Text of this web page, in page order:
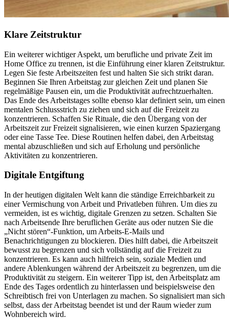
Klare Zeitstruktur
Ein weiterer wichtiger Aspekt, um berufliche und private Zeit im
Home Office zu trennen, ist die Einführung einer klaren Zeitstruktur.
Legen Sie feste Arbeitszeiten fest und halten Sie sich strikt daran.
Beginnen Sie Ihren Arbeitstag zur gleichen Zeit und planen Sie
regelmäßige Pausen ein, um die Produktivität aufrechtzuerhalten.
Das Ende des Arbeitstages sollte ebenso klar definiert sein, um einen
mentalen Schlussstrich zu ziehen und sich auf die Freizeit zu
konzentrieren. Schaffen Sie Rituale, die den Übergang von der
Arbeitszeit zur Freizeit signalisieren, wie einen kurzen Spaziergang
oder eine Tasse Tee. Diese Routinen helfen dabei, den Arbeitstag
mental abzuschließen und sich auf Erholung und persönliche
Aktivitäten zu konzentrieren.
Digitale Entgiftung
In der heutigen digitalen Welt kann die ständige Erreichbarkeit zu
einer Vermischung von Arbeit und Privatleben führen. Um dies zu
vermeiden, ist es wichtig, digitale Grenzen zu setzen. Schalten Sie
nach Arbeitsende Ihre beruflichen Geräte aus oder nutzen Sie die
„Nicht stören“-Funktion, um Arbeits-E-Mails und
Benachrichtigungen zu blockieren. Dies hilft dabei, die Arbeitszeit
bewusst zu begrenzen und sich vollständig auf die Freizeit zu
konzentrieren. Es kann auch hilfreich sein, soziale Medien und
andere Ablenkungen während der Arbeitszeit zu begrenzen, um die
Produktivität zu steigern. Ein weiterer Tipp ist, den Arbeitsplatz am
Ende des Tages ordentlich zu hinterlassen und beispielsweise den
Schreibtisch frei von Unterlagen zu machen. So signalisiert man sich
selbst, dass der Arbeitstag beendet ist und der Raum wieder zum
Wohnbereich wird.